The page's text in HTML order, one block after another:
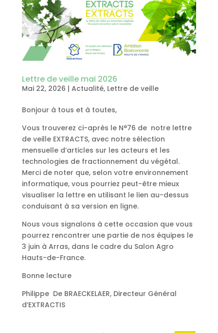
Lettre de veille mai 2026
Mai 22, 2026 | Actualité, Lettre de veille
Bonjour à tous et à toutes,
Vous trouverez ci-après le N°76 de notre lettre
de veille EXTRACTS, avec notre sélection
mensuelle d’articles sur les acteurs et les
technologies de fractionnement du végétal.
Merci de noter que, selon votre environnement
informatique, vous pourriez peut-être mieux
visualiser la lettre en utilisant le lien au-dessus
conduisant à sa version en ligne.
Nous vous signalons à cette occasion que vous
pourrez rencontrer une partie de nos équipes le
3 juin à Arras, dans le cadre du Salon Agro
Hauts-de-France.
Bonne lecture
Philippe De BRAECKELAER, Directeur Général
d’EXTRACTIS